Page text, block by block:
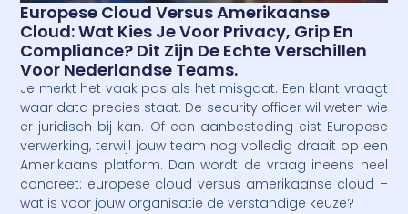
Europese Cloud Versus Amerikaanse
Cloud: Wat Kies Je Voor Privacy, Grip En
Compliance? Dit Zijn De Echte Verschillen
Voor Nederlandse Teams.
Je merkt het vaak pas als het misgaat. Een klant vraagt
waar data precies staat. De security officer wil weten wie
er juridisch bij kan. Of een aanbesteding eist Europese
verwerking, terwijl jouw team nog volledig draait op een
Amerikaans platform. Dan wordt de vraag ineens heel
concreet: europese cloud versus amerikaanse cloud –
wat is voor jouw organisatie de verstandige keuze?